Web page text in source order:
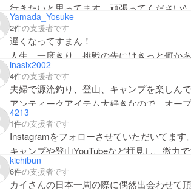
行きたいと思ってます。頑張ってください
Yamada_Yosuke
2件の支援者です
遅くなってすまん！
人生、一度きり。挑戦の先にはきっと何か
会えるのを楽しみにしてますわ。
inasix2002
4件の支援者です
夫婦で源流釣り、登山、キャンプを楽しんで
アンティークアイテム大好きなので、オー
微力ながら応援させて下さい！
4213
1件の支援者です
Instagramをフォローさせていただいてます。
キャンプや登山YouTubeなど拝見し、微力
しみにしています。これからも応援してます!!
kichibun
6件の支援者です
カイさんの日本一周の際に偶然出会わせて